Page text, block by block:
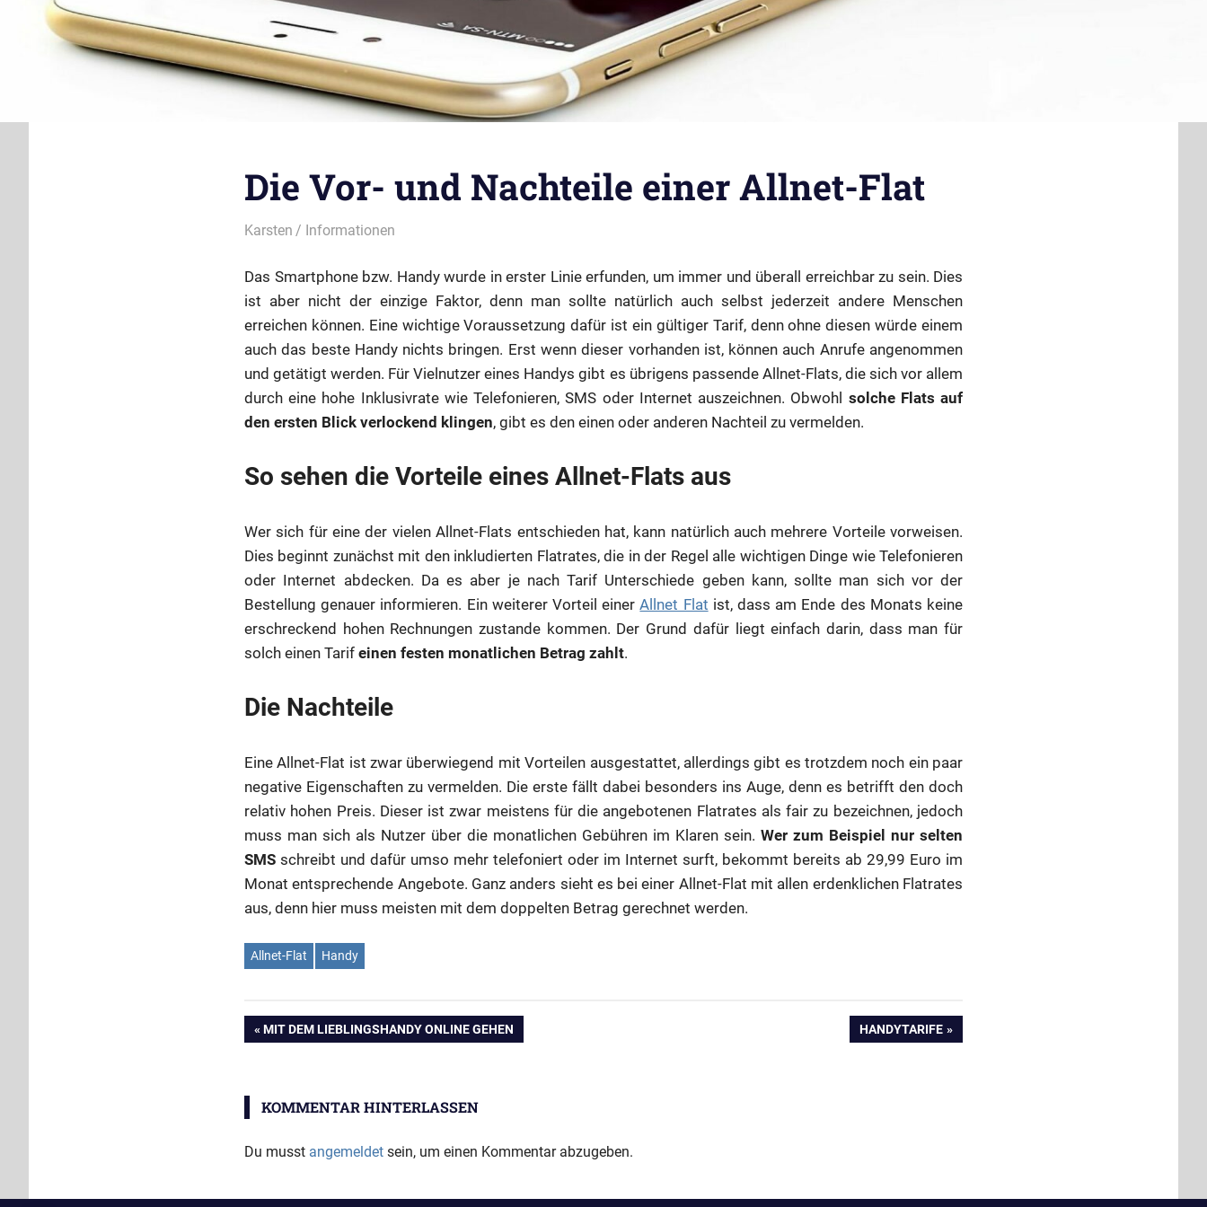
Die Vor- und Nachteile einer Allnet-Flat
10. April 2012
Karsten Informationen
Das Smartphone bzw. Handy wurde in erster Linie erfunden, um immer und überall erreichbar zu sein. Dies
ist aber nicht der einzige Faktor, denn man sollte natürlich auch selbst jederzeit andere Menschen
erreichen können. Eine wichtige Voraussetzung dafür ist ein gültiger Tarif, denn ohne diesen würde einem
auch das beste Handy nichts bringen. Erst wenn dieser vorhanden ist, können auch Anrufe angenommen
und getätigt werden. Für Vielnutzer eines Handys gibt es übrigens passende Allnet-Flats, die sich vor allem
durch eine hohe Inklusivrate wie Telefonieren, SMS oder Internet auszeichnen. Obwohl solche Flats auf
den ersten Blick verlockend klingen, gibt es den einen oder anderen Nachteil zu vermelden.
So sehen die Vorteile eines Allnet-Flats aus
Wer sich für eine der vielen Allnet-Flats entschieden hat, kann natürlich auch mehrere Vorteile vorweisen.
Dies beginnt zunächst mit den inkludierten Flatrates, die in der Regel alle wichtigen Dinge wie Telefonieren
oder Internet abdecken. Da es aber je nach Tarif Unterschiede geben kann, sollte man sich vor der
Bestellung genauer informieren. Ein weiterer Vorteil einerAllnet Flat ist, dass am Ende des Monats keine
erschreckend hohen Rechnungen zustande kommen. Der Grund dafür liegt einfach darin, dass man für
solch einen Tarif einen festen monatlichen Betrag zahlt.
Die Nachteile
Eine Allnet-Flat ist zwar überwiegend mit Vorteilen ausgestattet, allerdings gibt es trotzdem noch ein paar
negative Eigenschaften zu vermelden. Die erste fällt dabei besonders ins Auge, denn es betrifft den doch
relativ hohen Preis. Dieser ist zwar meistens für die angebotenen Flatrates als fair zu bezeichnen, jedoch
muss man sich als Nutzer über die monatlichen Gebühren im Klaren sein. Wer zum Beispiel nur selten
SMS schreibt und dafür umso mehr telefoniert oder im Internet surft, bekommt bereits ab 29,99 Euro im
Monat entsprechende Angebote. Ganz anders sieht es bei einer Allnet-Flat mit allen erdenklichen Flatrates
aus, denn hier muss meisten mit dem doppelten Betrag gerechnet werden.
Allnet-Flat Handy
Beitragsnavigation
VORHERIGER
MIT DEM LIEBLINGSHANDY ONLINE GEHEN
NÄCHSTER
HANDYTARIFE
KOMMENTAR HINTERLASSEN
Du musst angemeldet sein, um einen Kommentar abzugeben.